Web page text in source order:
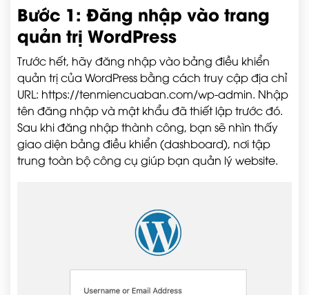
Bước 1: Đăng nhập vào trang
quản trị WordPress
Trước hết, hãy đăng nhập vào bảng điều khiển
quản trị của WordPress bằng cách truy cập địa chỉ
URL: https://tenmiencuaban.com/wp-admin. Nhập
tên đăng nhập và mật khẩu đã thiết lập trước đó.
Sau khi đăng nhập thành công, bạn sẽ nhìn thấy
giao diện bảng điều khiển (dashboard), nơi tập
trung toàn bộ công cụ giúp bạn quản lý website.